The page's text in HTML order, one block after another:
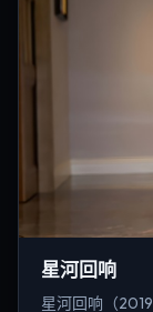
星河回响
星河回响（